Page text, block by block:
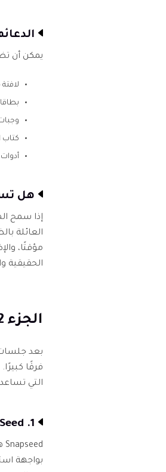
يمكن أن
كتاب
هل
إذا سمح
العائلة
مؤقتًا،
الحقيقية
الجزء 2: أفضل 5 أدوات لتعديل صور العائلة كمحترف
بعد
فرقًا
التي
1. Snap Seed
بواجهة